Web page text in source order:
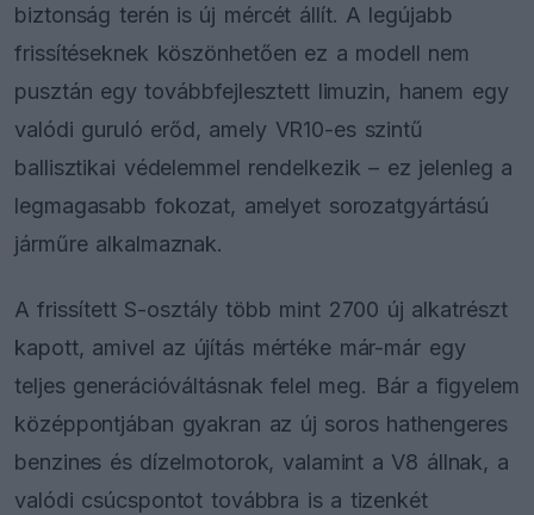
biztonság terén is új mércét állít. A legújabb
frissítéseknek köszönhetően ez a modell nem
pusztán egy továbbfejlesztett limuzin, hanem egy
valódi guruló erőd, amely VR10-es szintű
ballisztikai védelemmel rendelkezik – ez jelenleg a
legmagasabb fokozat, amelyet sorozatgyártású
járműre alkalmaznak.
A frissített S-osztály több mint 2700 új alkatrészt
kapott, amivel az újítás mértéke már-már egy
teljes generációváltásnak felel meg. Bár a figyelem
középpontjában gyakran az új soros hathengeres
benzines és dízelmotorok, valamint a V8 állnak, a
valódi csúcspontot továbbra is a tizenkét